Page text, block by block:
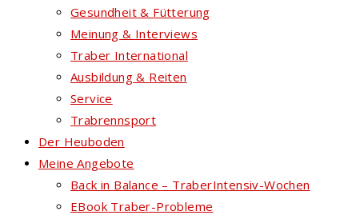
Gesundheit & Fütterung
Meinung & Interviews
Traber International
Ausbildung & Reiten
Service
Trabrennsport
Der Heuboden
Meine Angebote
Back in Balance – TraberIntensiv-Wochen
EBook Traber-Probleme